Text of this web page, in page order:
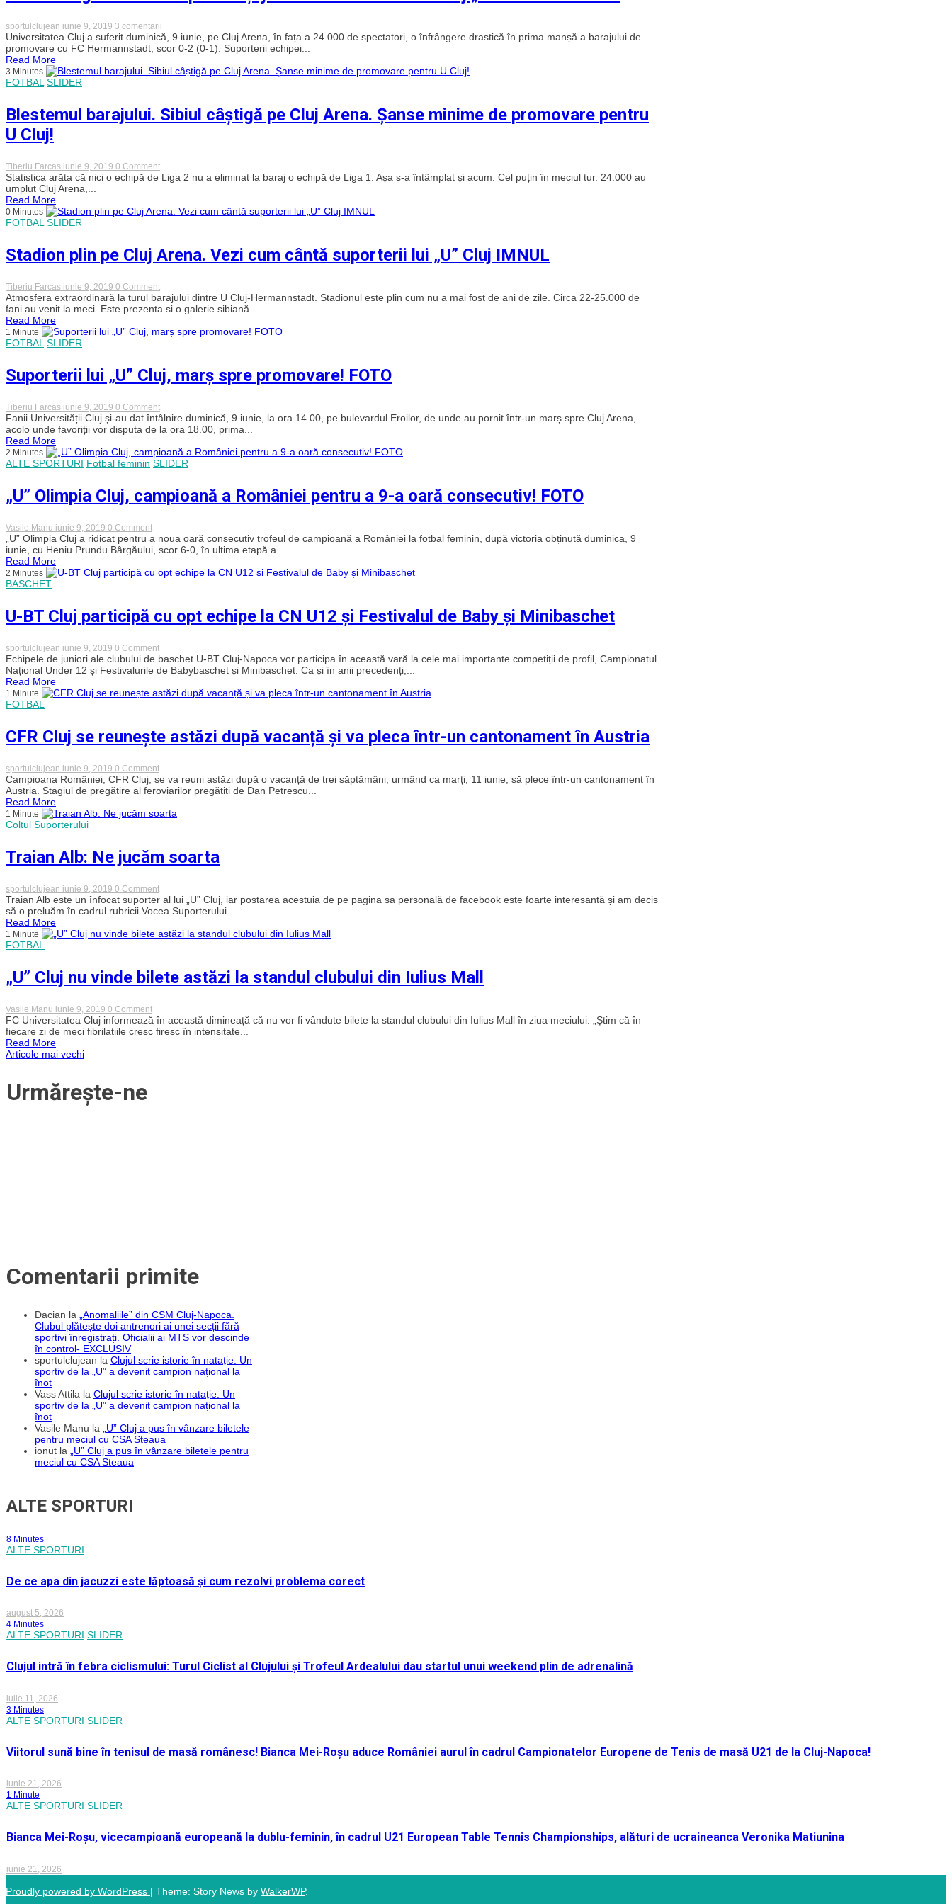
A
doar
prima
repriză,
urmează
doua
sportulclujean iunie 9, 2019 3 comentarii
Incidente
grave
între
și
de
baraj
VIDEO
Universitatea Cluj a suferit duminică, 9 iunie, pe Cluj Arena, în fața a 24.000 de spectatori, o înfrângere drastică în prima manșă a barajului de
promovare cu FC Hermannstadt, scor 0-2 (0-1). Suporterii echipei...
Read More
3 Minutes
FOTBAL SLIDER
Blestemul barajului. Sibiul câștigă pe Cluj Arena. Șanse minime de promovare pentru
U Cluj!
Tiberiu Farcas iunie 9, 2019 0 Commenton
Blestemul
barajului.
pe
minime
de
pentru
U
Cluj!
Statistica arăta că nici o echipă de Liga 2 nu a eliminat la baraj o echipă de Liga 1. Așa s-a întâmplat și acum. Cel puțin în meciul tur. 24.000 au
umplut Cluj Arena,...
Read More
0 Minutes
FOTBAL SLIDER
Stadion plin pe Cluj Arena. Vezi cum cântă suporterii lui „U” Cluj IMNUL
Tiberiu Farcas iunie 9, 2019 0 Commenton
Stadion
plin
pe
Arena.
suporterii
lui
Cluj
IMNUL
Atmosfera extraordinară la turul barajului dintre U Cluj-Hermannstadt. Stadionul este plin cum nu a mai fost de ani de zile. Circa 22-25.000 de
fani au venit la meci. Este prezenta si o galerie sibiană...
Read More
1 Minute
FOTBAL SLIDER
Suporterii lui „U” Cluj, marș spre promovare! FOTO
Tiberiu Farcas iunie 9, 2019 0 Commenton
Suporterii
lui
„U”
marș
spre
Fanii Universității Cluj și-au dat întâlnire duminică, 9 iunie, la ora 14.00, pe bulevardul Eroilor, de unde au pornit într-un marș spre Cluj Arena,
acolo unde favoriții vor disputa de la ora 18.00, prima...
Read More
2 Minutes
ALTE SPORTURI Fotbal feminin SLIDER
„U” Olimpia Cluj, campioană a României pentru a 9-a oară consecutiv! FOTO
Vasile Manu iunie 9, 2019 0 Commenton
„U”
Olimpia
Cluj,
a
9-
a
consecutiv!
FOTO
„U” Olimpia Cluj a ridicat pentru a noua oară consecutiv trofeul de campioană a României la fotbal feminin, după victoria obținută duminica, 9
iunie, cu Heniu Prundu Bârgăului, scor 6-0, în ultima etapă a...
Read More
2 Minutes
BASCHET
U-BT Cluj participă cu opt echipe la CN U12 și Festivalul de Baby și Minibaschet
sportulclujean iunie 9, 2019 0 Commenton
U-
BT
Cluj
cu
CN
U12
Festivalul
de
Baby
și
Echipele de juniori ale clubului de baschet U-BT Cluj-Napoca vor participa în această vară la cele mai importante competiții de profil, Campionatul
Național Under 12 și Festivalurile de Babybaschet și Minibaschet. Ca și în anii precedenți,...
Read More
1 Minute
FOTBAL
CFR Cluj se reunește astăzi după vacanță și va pleca într-un cantonament în Austria
sportulclujean iunie 9, 2019 0 Commenton
CFR
Cluj
se
astăzi
va
pleca
un
cantonament
în
Austria
Campioana României, CFR Cluj, se va reuni astăzi după o vacanță de trei săptămâni, urmând ca marți, 11 iunie, să plece într-un cantonament în
Austria. Stagiul de pregătire al feroviarilor pregătiți de Dan Petrescu...
Read More
1 Minute
Coltul Suporterului
Traian Alb: Ne jucăm soarta
sportulclujean iunie 9, 2019 0 Commenton
Traian
Alb:
Ne
soarta
Traian Alb este un înfocat suporter al lui „U” Cluj, iar postarea acestuia de pe pagina sa personală de facebook este foarte interesantă și am decis
să o preluăm în cadrul rubricii Vocea Suporterului....
Read More
1 Minute
FOTBAL
„U” Cluj nu vinde bilete astăzi la standul clubului din Iulius Mall
Vasile Manu iunie 9, 2019 0 Commenton
„U”
Cluj
nu
FC Universitatea Cluj informează în această dimineață că nu vor fi vândute bilete la standul clubului din Iulius Mall în ziua meciului. „Știm că în
fiecare zi de meci fibrilațiile cresc firesc în intensitate...
Read More
Navigare
în
Articole mai vechi
Urmărește-ne
Comentarii primite
Dacian la
„Anomaliile” din CSM Cluj-Napoca.
Clubul plătește doi antrenori ai unei secții fără
sportivi înregistrați. Oficialii ai MTS vor descinde
în control- EXCLUSIV
sportulclujean la Clujul scrie istorie în natație. Un
sportiv de la „U” a devenit campion național la
înot
Vass Attila la Clujul scrie istorie în natație. Un
sportiv de la „U” a devenit campion național la
înot
Vasile Manu la
„U” Cluj a pus în vânzare biletele
pentru meciul cu CSA Steaua
ionut la
„U” Cluj a pus în vânzare biletele pentru
meciul cu CSA Steaua
ALTE SPORTURI
8 Minutes
ALTE SPORTURI
De ce apa din jacuzzi este lăptoasă și cum rezolvi problema corect
august 5, 2026
4 Minutes
ALTE SPORTURI SLIDER
Clujul intră în febra ciclismului: Turul Ciclist al Clujului și Trofeul Ardealului dau startul unui weekend plin de adrenalină
iulie 11, 2026
3 Minutes
ALTE SPORTURI SLIDER
Viitorul sună bine în tenisul de masă românesc! Bianca Mei-Roșu aduce României aurul în cadrul Campionatelor Europene de Tenis de masă U21 de la Cluj-Napoca!
iunie 21, 2026
1 Minute
ALTE SPORTURI SLIDER
Bianca Mei-Roșu, vicecampioană europeană la dublu-feminin, în cadrul U21 European Table Tennis Championships, alături de ucraineanca Veronika Matiunina
iunie 21, 2026
Proudly powered by WordPress | Theme: Story News by WalkerWP.